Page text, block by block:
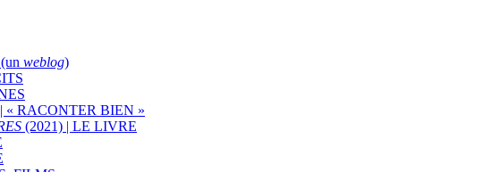
weblog)
RACONTER BIEN »
(2021) | LE LIVRE